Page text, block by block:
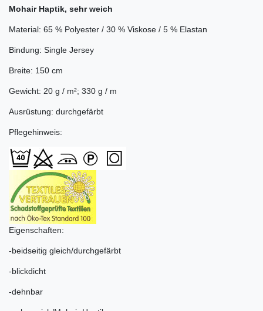
Mohair Haptik, sehr weich
Material: 65 % Polyester / 30 % Viskose / 5 % Elastan
Bindung: Single Jersey
Breite: 150 cm
Gewicht: 20 g / m²; 330 g / m
Ausrüstung: durchgefärbt
Pflegehinweis:
Eigenschaften:
-beidseitig gleich/durchgefärbt
-blickdicht
-dehnbar